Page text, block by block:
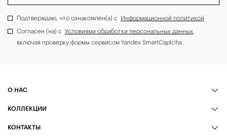
Подтверждаю, что ознакомлен(а) с Информационной политикой
Согласен (на) с Условиями обработки персональных данных,
включая проверку формы сервисом Yandex SmartCaptcha
О НАС
КОЛЛЕКЦИИ
КОНТАКТЫ